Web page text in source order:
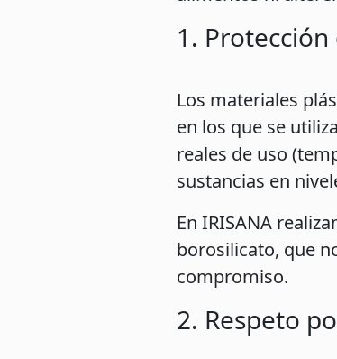
1.
Los materiales
en los que se
reales de uso
sustancias en
En IRISANA
borosilicato, que
compromiso.
2. Respeto